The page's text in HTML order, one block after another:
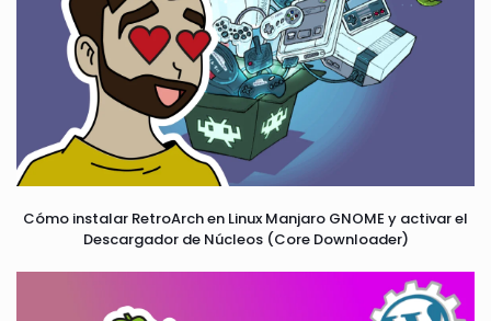
Cómo instalar RetroArch en Linux Manjaro GNOME y activar el
Descargador de Núcleos (Core Downloader)